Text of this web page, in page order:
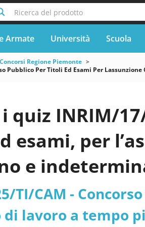
Ricerca del prodotto
Armate Università Scuola
Concorsi Regione Piemonte
Pubblico Per Titoli Ed Esami Per
quiz INRIM/
esami, per
e
TI/CAM -
lavoro a tempo